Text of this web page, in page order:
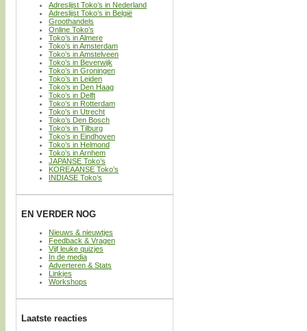
Adreslijst Toko’s in Nederland
Adreslijst Toko’s in België
Groothandels
Online Toko’s
Toko’s in Almere
Toko’s in Amsterdam
Toko’s in Amstelveen
Toko’s in Beverwijk
Toko’s in Groningen
Toko’s in Leiden
Toko’s in Den Haag
Toko’s in Delft
Toko’s in Rotterdam
Toko’s in Utrecht
Toko’s Den Bosch
Toko’s in Tilburg
Toko’s in Eindhoven
Toko’s in Helmond
Toko’s in Arnhem
JAPANSE Toko’s
KOREAANSE Toko’s
INDIASE Toko’s
EN VERDER NOG
Nieuws & nieuwtjes
Feedback & Vragen
Vijf leuke quizjes
In de media
Adverteren & Stats
Linkjes
Workshops
Laatste reacties